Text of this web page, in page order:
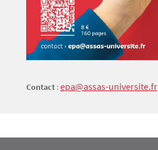
Contact :epa@assas-universite.fr